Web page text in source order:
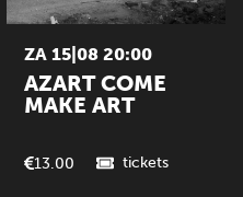
ZA 15|08 20:00
AZART COME
MAKE ART
13.00 tickets